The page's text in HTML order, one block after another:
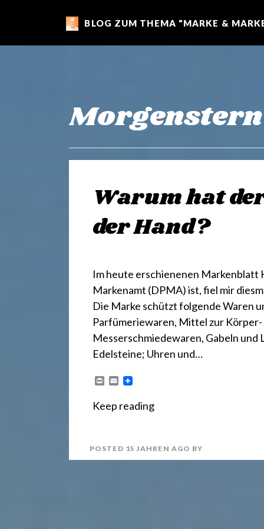
m
r
k
2
BLOG ZUM THEMA "MARKE &
Morgenstern
Warum hat
der Hand?
Im heute erschienenen Markenblatt
Markenamt (DPMA) ist, fiel mir
Die Marke schützt folgende Waren
Parfümeriewaren, Mittel zur Körper-
Messerschmiedewaren, Gabeln und
Edelsteine; Uhren und…
n
E
i
Keep reading
POSTED 15 JAHREN AGO BY